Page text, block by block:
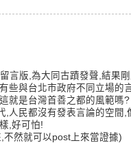
言版,為大同古蹟發聲,結果
些與台北市政府不同立場的
就是台灣首善之都的風範嗎
,人民都沒有發表言論的空間,
,好可怕!
然就可以post上來當證據)